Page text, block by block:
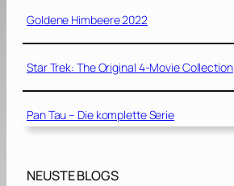
Goldene Himbeere 2022
Star Trek: The Original 4-Movie Collection
Pan Tau – Die komplette Serie
NEUSTE BLOGS